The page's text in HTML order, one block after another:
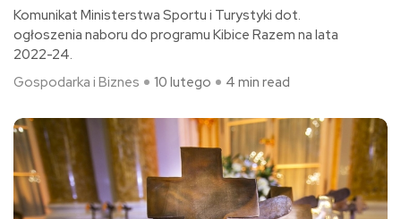
Komunikat Ministerstwa Sportu i Turystyki dot.
ogłoszenia naboru do programu Kibice Razem na lata
2022-24.
Gospodarka i Biznes
10 lutego 4 min read